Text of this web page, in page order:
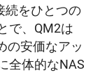
続をひとつの
で、QM2は
の安価なアッ
全体的なNAS